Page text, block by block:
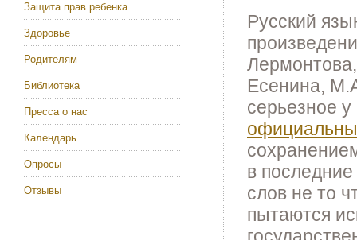
Защита прав ребенка
Здоровье
Родителям
Библиотека
Пресса о нас
Календарь
Опросы
Отзывы
Русский
Есенина,
серьезное
в
слов не то
пытаются